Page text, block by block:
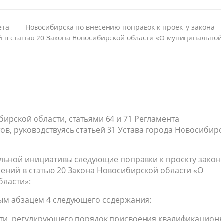
Новосибирска по внесению поправок к проекту закона
статью 20 Закона Новосибирской области «О
области, статьями 64 и 71 Регламента
руководствуясь статьей 31 Устава города
инициативы следующие поправки к проекту
в статью 20 Закона Новосибирской области «О
абзацем 4 следующего содержания:
регулирующего порядок присвоения